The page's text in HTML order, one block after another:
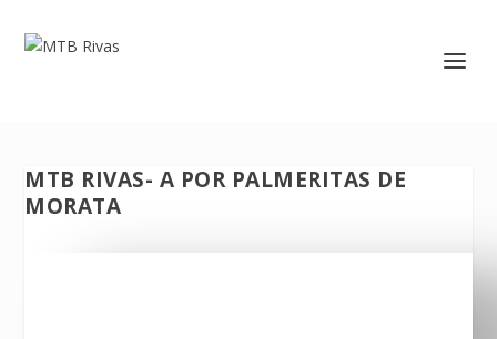
MTB RIVAS- A POR PALMERITAS DE
MORATA